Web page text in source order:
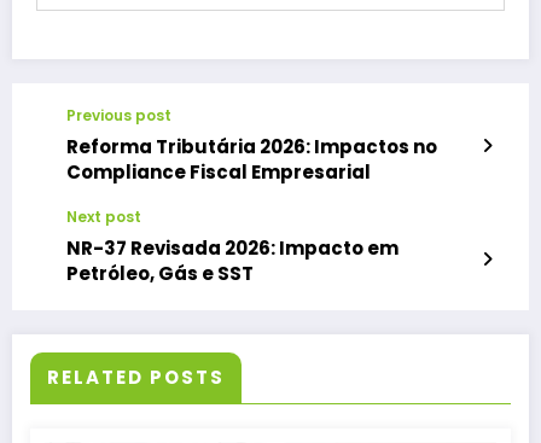
Previous post
Reforma Tributária 2026: Impactos no
Compliance Fiscal Empresarial
Next post
NR-37 Revisada 2026: Impacto em
Petróleo, Gás e SST
RELATED POSTS